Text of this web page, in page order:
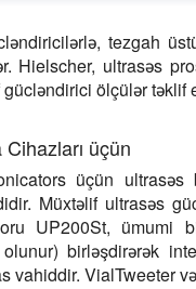
tezgah
Hielscher, ultrasəs
ölçülər təklif
üçün
üçün ultrasəs
Müxtəlif ultrasəs
UP200St,
birləşdirərək
vahiddir. VialTweeter